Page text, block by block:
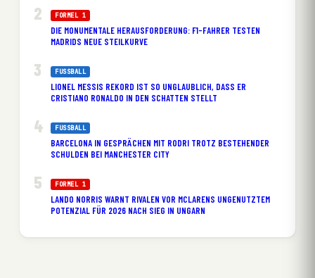
FORMEL 1
DIE MONUMENTALE HERAUSFORDERUNG: F1-FAHRER TESTEN
MADRIDS NEUE STEILKURVE
FUSSBALL
LIONEL MESSIS REKORD IST SO UNGLAUBLICH, DASS ER
CRISTIANO RONALDO IN DEN SCHATTEN STELLT
FUSSBALL
BARCELONA IN GESPRÄCHEN MIT RODRI TROTZ BESTEHENDER
SCHULDEN BEI MANCHESTER CITY
FORMEL 1
LANDO NORRIS WARNT RIVALEN VOR MCLARENS UNGENUTZTEM
POTENZIAL FÜR 2026 NACH SIEG IN UNGARN